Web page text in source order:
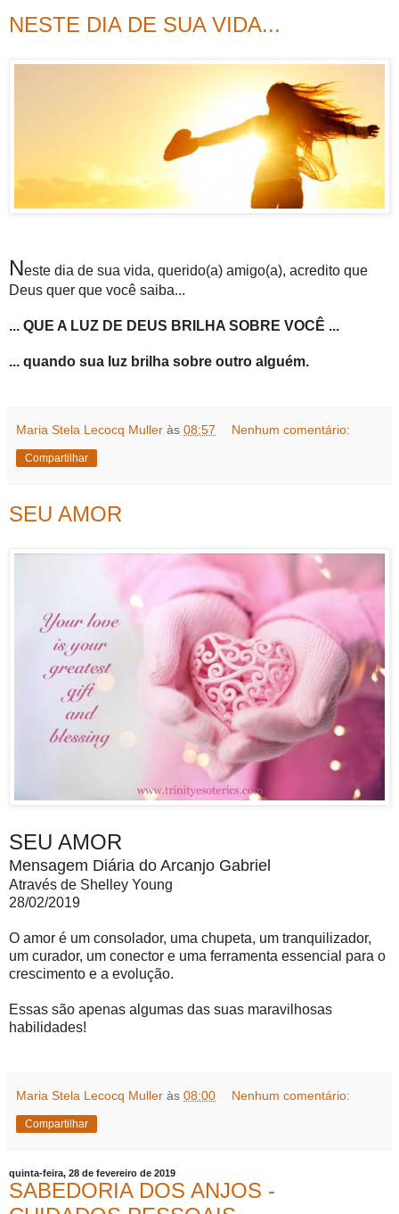
NESTE DIA DE SUA VIDA...
Neste dia de sua vida, querido(a) amigo(a), acredito que
Deus quer que você saiba...
... QUE A LUZ DE DEUS BRILHA SOBRE VOCÊ ...
... quando sua luz brilha sobre outro alguém.
Maria Stela Lecocq Muller às 08:57 Nenhum comentário:
Compartilhar
SEU AMOR
SEU AMOR
Mensagem Diária do Arcanjo Gabriel
Através de Shelley Young
28/02/2019
O amor é um consolador, uma chupeta, um tranquilizador,
um curador, um conector e uma ferramenta essencial para o
crescimento e a evolução.
Essas são apenas algumas das suas maravilhosas
habilidades!
Maria Stela Lecocq Muller às 08:00 Nenhum comentário:
Compartilhar
quinta-feira, 28 de fevereiro de 2019
SABEDORIA DOS ANJOS -